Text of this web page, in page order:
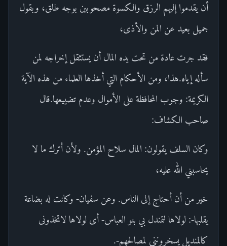
أن يقدموا إليهم الرزق والكسوة مصحوبين بوجه طلق، وبقول
جميل بعيد عن المن والأذى،
فقد جرت عادة من تحت يده المال أن يستثقل إخراجه لمن
سأله إياه.هذا، ومن الأحكام التي أخذها العلماء من هذه الآية
الكريمة: وجوب المحافظة على الأموال وعدم تضييعها.قال
صاحب الكشاف:
وكان السلف يقولون: المال سلاح المؤمن. ولأن أترك ما لا
يحاسبني الله عليه،
خير من أن أحتاج إلى الناس. وعن سفيان- وكانت له بضاعة
يقلبها-: لولاها لتمندل بي بنو العباس- أى لولاها لاتخذونى
كالمنديل يسخروننى لمصالحهم-.